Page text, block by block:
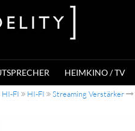
HEIMKINO / TV
HI-FI HI-FI Streaming Verstärker